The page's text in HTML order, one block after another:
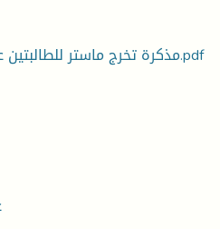
مذكرة تخرج ماستر للطالبتين عرفاوي نوارة و قنفود فضيلة.pdf